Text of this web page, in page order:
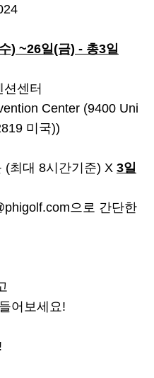
) ~26일(금) - 총3일
센터
Center (9400 Uni
미국))
(최대 8시간기준) X 3일
으로 간단한
어보세요!